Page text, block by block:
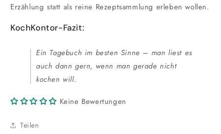
Erzählung statt als reine Rezeptsammlung erleben wollen.
KochKontor-Fazit:
Ein Tagebuch im besten Sinne – man liest es
auch dann gern, wenn man gerade nicht
kochen will.
Keine Bewertungen
Teilen